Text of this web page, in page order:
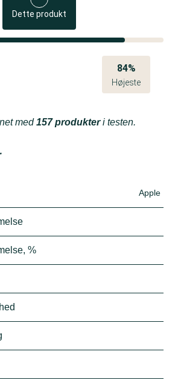
Dette produkt
84%
Højeste
med157 produkteri testen.
Apple
%